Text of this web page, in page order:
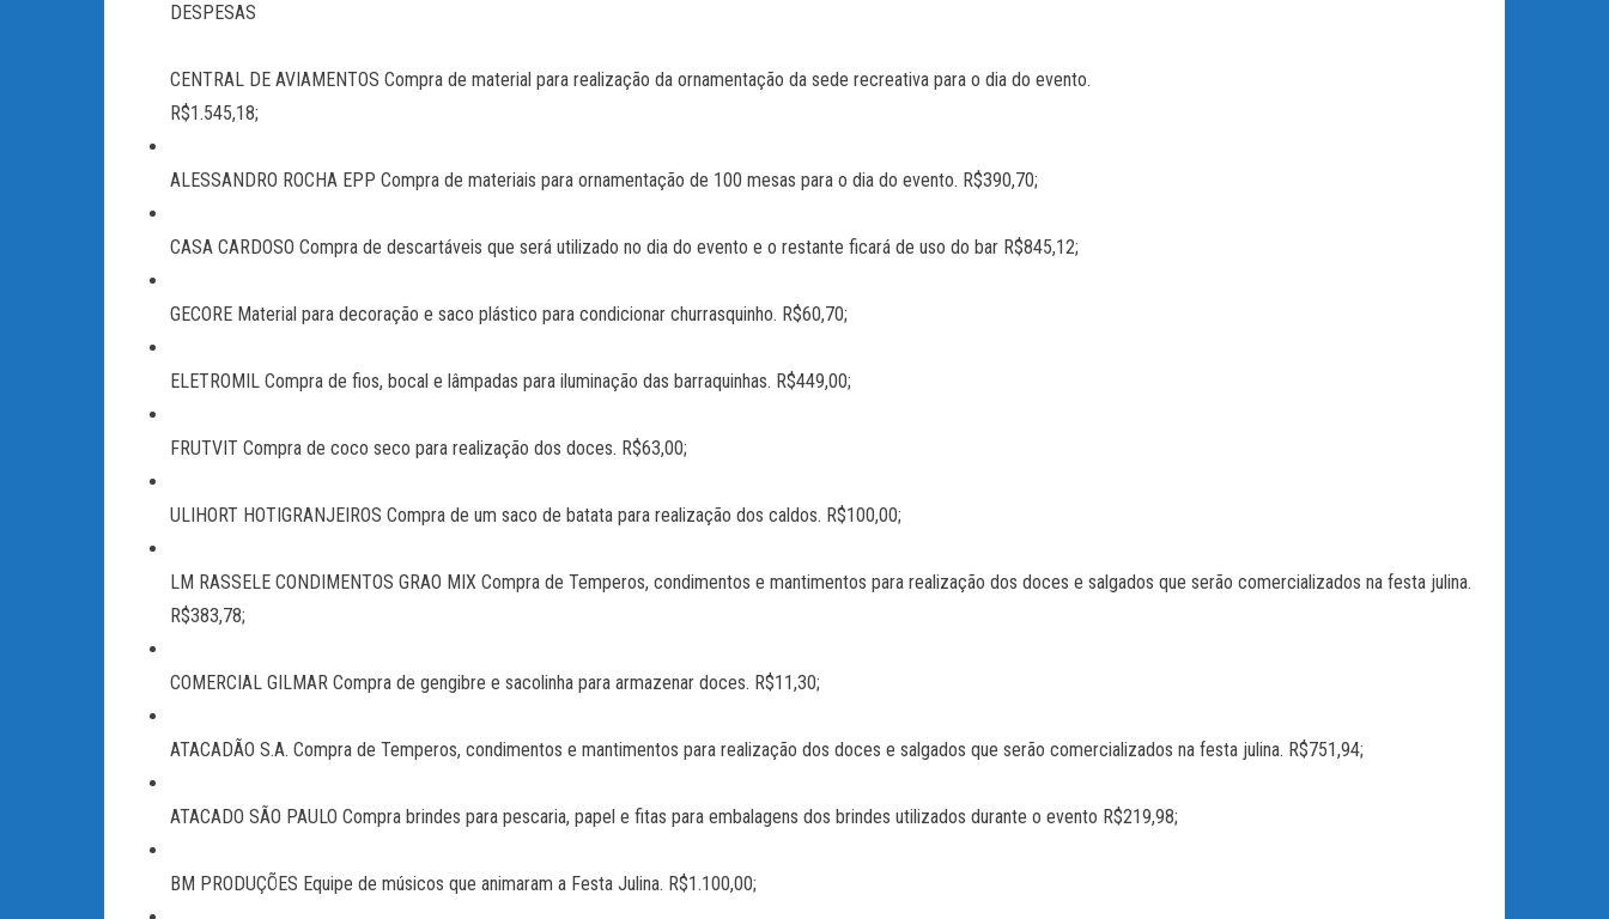
DESPESAS
CENTRAL DE AVIAMENTOS Compra de material para realização da ornamentação da sede recreativa para o dia do evento.
R$1.545,18;
ALESSANDRO ROCHA EPP Compra de materiais para ornamentação de 100 mesas para o dia do evento. R$390,70;
CASA CARDOSO Compra de descartáveis que será utilizado no dia do evento e o restante ficará de uso do bar R$845,12;
GECORE Material para decoração e saco plástico para condicionar churrasquinho. R$60,70;
ELETROMIL Compra de fios, bocal e lâmpadas para iluminação das barraquinhas. R$449,00;
FRUTVIT Compra de coco seco para realização dos doces. R$63,00;
ULIHORT HOTIGRANJEIROS Compra de um saco de batata para realização dos caldos. R$100,00;
LM RASSELE CONDIMENTOS GRAO MIX Compra de Temperos, condimentos e mantimentos para realização dos doces e salgados que serão comercializados na festa julina.
R$383,78;
COMERCIAL GILMAR Compra de gengibre e sacolinha para armazenar doces. R$11,30;
ATACADÃO S.A. Compra de Temperos, condimentos e mantimentos para realização dos doces e salgados que serão comercializados na festa julina. R$751,94;
ATACADO SÃO PAULO Compra brindes para pescaria, papel e fitas para embalagens dos brindes utilizados durante o evento R$219,98;
BM PRODUÇÕES Equipe de músicos que animaram a Festa Julina. R$1.100,00;